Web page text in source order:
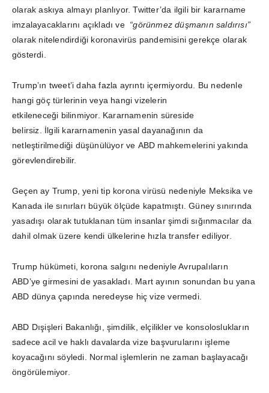
olarak askıya almayı planlıyor. Twitter’da ilgili bir kararname
imzalayacaklarını açıkladı ve “görünmez düşmanın saldırısı”
olarak nitelendirdiği koronavirüs pandemisini gerekçe olarak
gösterdi.
Trump’ın tweet’i daha fazla ayrıntı içermiyordu. Bu nedenle
hangi göç türlerinin veya hangi vizelerin
etkileneceği bilinmiyor. Kararnamenin süreside
belirsiz. İlgili kararnamenin yasal dayanağının da
netleştirilmediği düşünülüyor ve ABD mahkemelerini yakında
görevlendirebilir.
Geçen ay Trump, yeni tip korona virüsü nedeniyle Meksika ve
Kanada ile sınırları büyük ölçüde kapatmıştı. Güney sınırında
yasadışı olarak tutuklanan tüm insanlar şimdi sığınmacılar da
dahil olmak üzere kendi ülkelerine hızla transfer ediliyor.
Trump hükümeti, korona salgını nedeniyle Avrupalıların
ABD’ye girmesini de yasakladı. Mart ayının sonundan bu yana
ABD dünya çapında neredeyse hiç vize vermedi.
ABD Dışişleri Bakanlığı, şimdilik, elçilikler ve konsoloslukların
sadece acil ve haklı davalarda vize başvurularını işleme
koyacağını söyledi. Normal işlemlerin ne zaman başlayacağı
öngörülemiyor.